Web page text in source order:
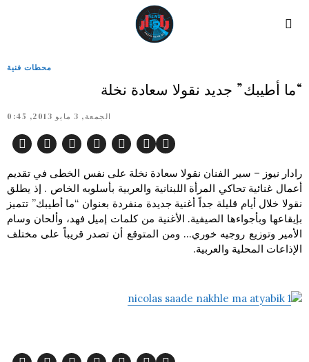
محطات فنية
“ما أطيبك” جديد نقولا سعادة نخلة
الجمعة, 3 مايو 2013, 0:45
رادار نيوز – سير الفنان نقولا سعادة نخلة على نفس الخطى في تقديم
أعمال غنائية تحاكي المرأة اللبنانية والعربية بأسلوبه الخاص . إذ يطلق
نقولا خلال أيام قليلة جداً أغنية جديدة منفردة بعنوان “ما أطيبك” تتميز
بإيقاعها وبأجواءها الصيفية. الأغنية من كلمات إميل فهد، وألحان وسام
الأمير وتوزيع روجيه خوري… ومن المتوقع أن تصدر قريباً على مختلف
الإذاعات المحلية والعربية.